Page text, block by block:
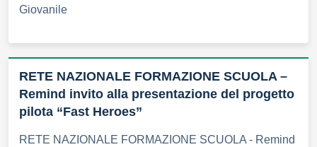
Giovanile
RETE NAZIONALE FORMAZIONE SCUOLA –
Remind invito alla presentazione del progetto
pilota “Fast Heroes”
RETE NAZIONALE FORMAZIONE SCUOLA - Remind